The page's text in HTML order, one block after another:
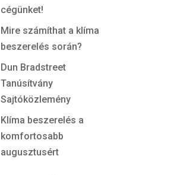
cégünket!
Mire számíthat a klíma
beszerelés során?
Dun Bradstreet
Tanúsítvány
Sajtóközlemény
Klíma beszerelés a
komfortosabb
augusztusért